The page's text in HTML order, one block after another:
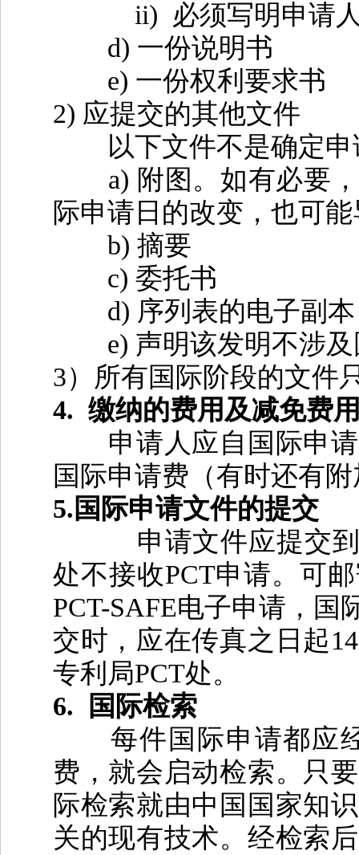
ii) 必须写明申请
d) 一份说明书
e) 一份权利要求书
2) 应提交的其他文件
以下文件不是确定申
a) 附图。如有必要
际申请日的改变，也可
b) 摘要
c) 委托书
d) 序列表的电子副
e) 声明该发明不涉
3）所有国际阶段的文件
4. 缴纳的费用及减免费
申请人应自国际申
国际申请费（有时还有
5. 国际申请文件的提交
申请文件应提交
处不接收PCT申请。可
PCT-SAFE电子申请，国
交时，应在传真之日起14
专利局PCT处。
6.
国际检索
每件国际申请都应
费，就会启动检索。只
际检索就由中国国家知
关的现有技术。经检索